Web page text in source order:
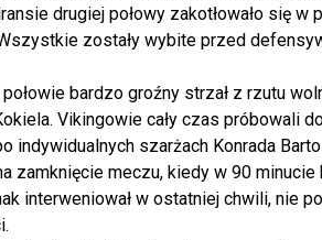
drugiej połowy zakotłowało się w
zostały wybite przed
bardzo groźny strzał z rzutu
Vikingowie cały czas próbowali
indywidualnych szarżach Konrada
zamknięcie meczu, kiedy w 90 minucie
interweniował w ostatniej chwili, nie